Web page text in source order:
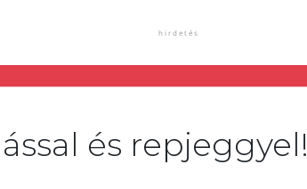
és repjeggyel!